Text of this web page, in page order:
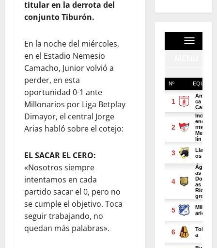
titular en la derrota del
conjunto Tiburón.
En la noche del miércoles,
en el Estadio Nemesio
Camacho, Junior volvió a
perder, en esta
oportunidad 0-1 ante
Millonarios por Liga Betplay
Dimayor, el central Jorge
Arias habló sobre el cotejo:
EL SACAR EL CERO:
«Nosotros siempre
intentamos en cada
partido sacar el 0, pero no
se cumple el objetivo. Toca
seguir trabajando, no
quedan más palabras».